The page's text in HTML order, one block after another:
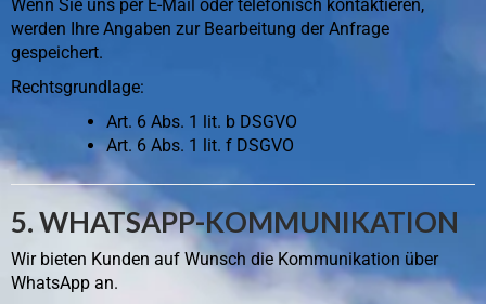
Wenn Sie uns per E-Mail oder telefonisch kontaktieren,
werden Ihre Angaben zur Bearbeitung der Anfrage
gespeichert.
Rechtsgrundlage:
Art. 6 Abs. 1 lit. b DSGVO
Art. 6 Abs. 1 lit. f DSGVO
5. WHATSAPP-KOMMUNIKATION
Wir bieten Kunden auf Wunsch die Kommunikation über
WhatsApp an.